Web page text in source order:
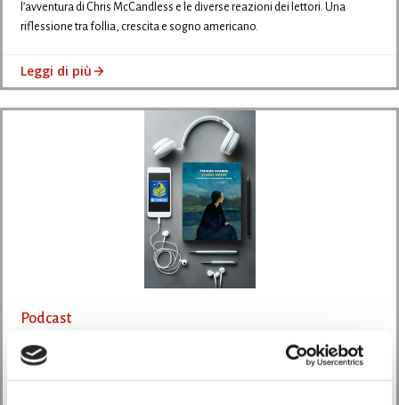
l’avventura di Chris McCandless e le diverse reazioni dei lettori. Una
riflessione tra follia, crescita e sogno americano.
Leggi di più
Podcast
Episodio 4 – “Stabat Mater” di Tiziano Scarpa – Un
viaggio tra musica e solitudine